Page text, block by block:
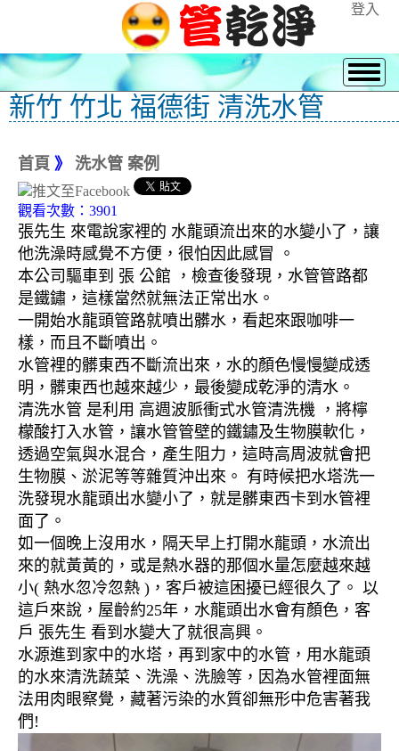
登入
新竹 竹北 福德街 清洗水管
首頁 》 洗水管 案例
觀看次數：3901
張先生 來電說家裡的 水龍頭流出來的水變小了，讓
他洗澡時感覺不方便，很怕因此感冒 。
本公司驅車到 張 公館 ，檢查後發現，水管管路都
是鐵鏽，這樣當然就無法正常出水。
一開始水龍頭管路就噴出髒水，看起來跟咖啡一
樣，而且不斷噴出。
水管裡的髒東西不斷流出來，水的顏色慢慢變成透
明，髒東西也越來越少，最後變成乾淨的清水。
清洗水管 是利用 高週波脈衝式水管清洗機 ，將檸
檬酸打入水管，讓水管管壁的鐵鏽及生物膜軟化，
透過空氣與水混合，產生阻力，這時高周波就會把
生物膜、淤泥等等雜質沖出來。 有時候把水塔洗一
洗發現水龍頭出水變小了，就是髒東西卡到水管裡
面了。
如一個晚上沒用水，隔天早上打開水龍頭，水流出
來的就黃黃的，或是熱水器的那個水量怎麼越來越
小( 熱水忽冷忽熱 )，客戶被這困擾已經很久了。 以
這戶來說，屋齡約25年，水龍頭出水會有顏色，客
戶 張先生 看到水變大了就很高興。
水源進到家中的水塔，再到家中的水管，用水龍頭
的水來清洗蔬菜、洗澡、洗臉等，因為水管裡面無
法用肉眼察覺，藏著污染的水質卻無形中危害著我
們!